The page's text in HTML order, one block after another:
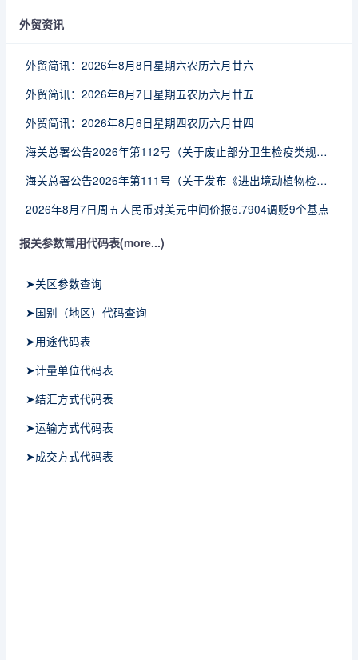
外贸资讯
外贸简讯：2026年8月8日星期六农历六月廿六
外贸简讯：2026年8月7日星期五农历六月廿五
外贸简讯：2026年8月6日星期四农历六月廿四
海关总署公告2026年第112号（关于废止部分卫生检疫类规范性文件的公告）
海关总署公告2026年第111号（关于发布《进出境动植物检疫处理监督管理工作规定》《进出境卫生处理监督管理工作规定》的公告）
2026年8月7日周五人民币对美元中间价报6.7904调贬9个基点
报关参数常用代码表(more...)
➤关区参数查询
➤国别（地区）代码查询
➤用途代码表
➤计量单位代码表
➤结汇方式代码表
➤运输方式代码表
➤成交方式代码表